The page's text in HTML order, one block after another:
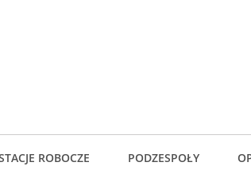
ROBOCZE PODZESPOŁY